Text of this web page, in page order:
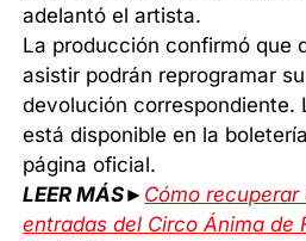
adelantó el artista.
La producción confirmó que
asistir podrán reprogramar
devolución correspondiente.
está disponible en la
página oficial.
LEER MÁS► Cómo
entradas del Circo Ánima de